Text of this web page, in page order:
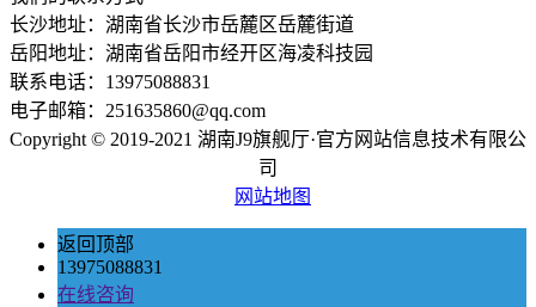
长沙地址：湖南省长沙市岳麓区岳麓街道
岳阳地址：湖南省岳阳市经开区海凌科技园
联系电话：13975088831
电子邮箱：251635860@qq.com
Copyright © 2019-2021 湖南J9旗舰厅·官方网站信息技术有限公
司
网站地图
返回顶部
13975088831
在线咨询